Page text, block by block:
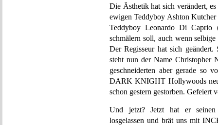
Die Ästhetik hat sich verändert,
ewigen Teddyboy Ashton Kutcher
Teddyboy Leonardo Di Caprio
schmälern soll, auch wenn
Der Regisseur hat sich
steht nun der Name Christopher
geschneiderten aber gerade so
DARK KNIGHT Hollywoods
schon gestern gestorben. Gefeiert
Und jetzt? Jetzt hat er seinen
losgelassen und brät uns mit